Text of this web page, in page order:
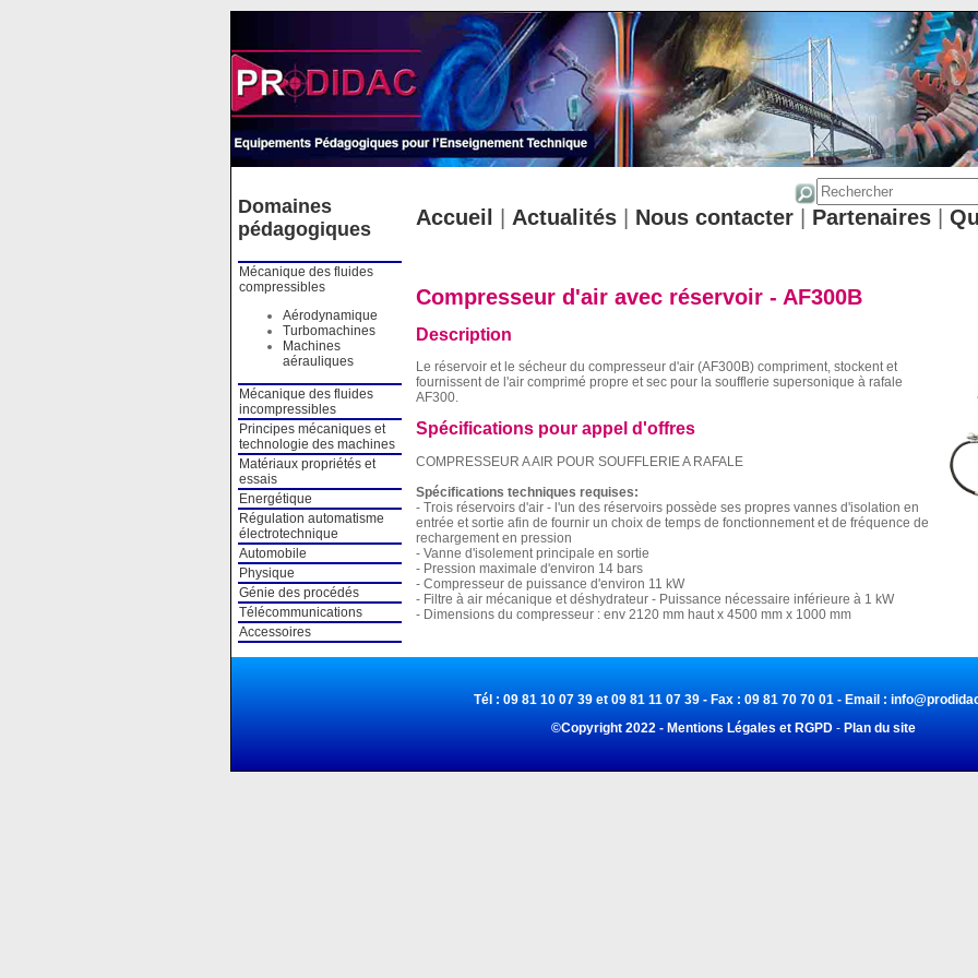
Domaines
pédagogiques
Mécanique des fluides
compressibles
Aérodynamique
Turbomachines
Machines
aérauliques
Mécanique des fluides
incompressibles
Principes mécaniques et
technologie des machines
Matériaux propriétés et
essais
Energétique
Régulation automatisme
électrotechnique
Automobile
Physique
Génie des procédés
Télécommunications
Accessoires
Accueil Actualités| Nous contacter| Partenaires|
Compresseur d'air avec réservoir - AF300B
Description
Le réservoir et le sécheur du compresseur d'air (AF300B) compriment, stockent et
fournissent de l'air comprimé propre et sec pour la soufflerie supersonique à rafale
AF300.
Spécifications pour appel d'offres
COMPRESSEUR A AIR POUR SOUFFLERIE A RAFALE
Spécifications techniques requises:
- Trois réservoirs d'air - l'un des réservoirs possède ses propres vannes d'isolation en
entrée et sortie afin de fournir un choix de temps de fonctionnement et de fréquence de
rechargement en pression
- Vanne d'isolement principale en sortie
- Pression maximale d'environ 14 bars
- Compresseur de puissance d'environ 11 kW
- Filtre à air mécanique et déshydrateur - Puissance nécessaire inférieure à 1 kW
- Dimensions du compresseur : env 2120 mm haut x 4500 mm x 1000 mm
Tél : 09 81 10 07 39 et 09 81 11 07 39 - Fax : 09 81 70 70 01 - Email :
©Copyright 2022 - Mentions Légales et RGPD - Plan du site